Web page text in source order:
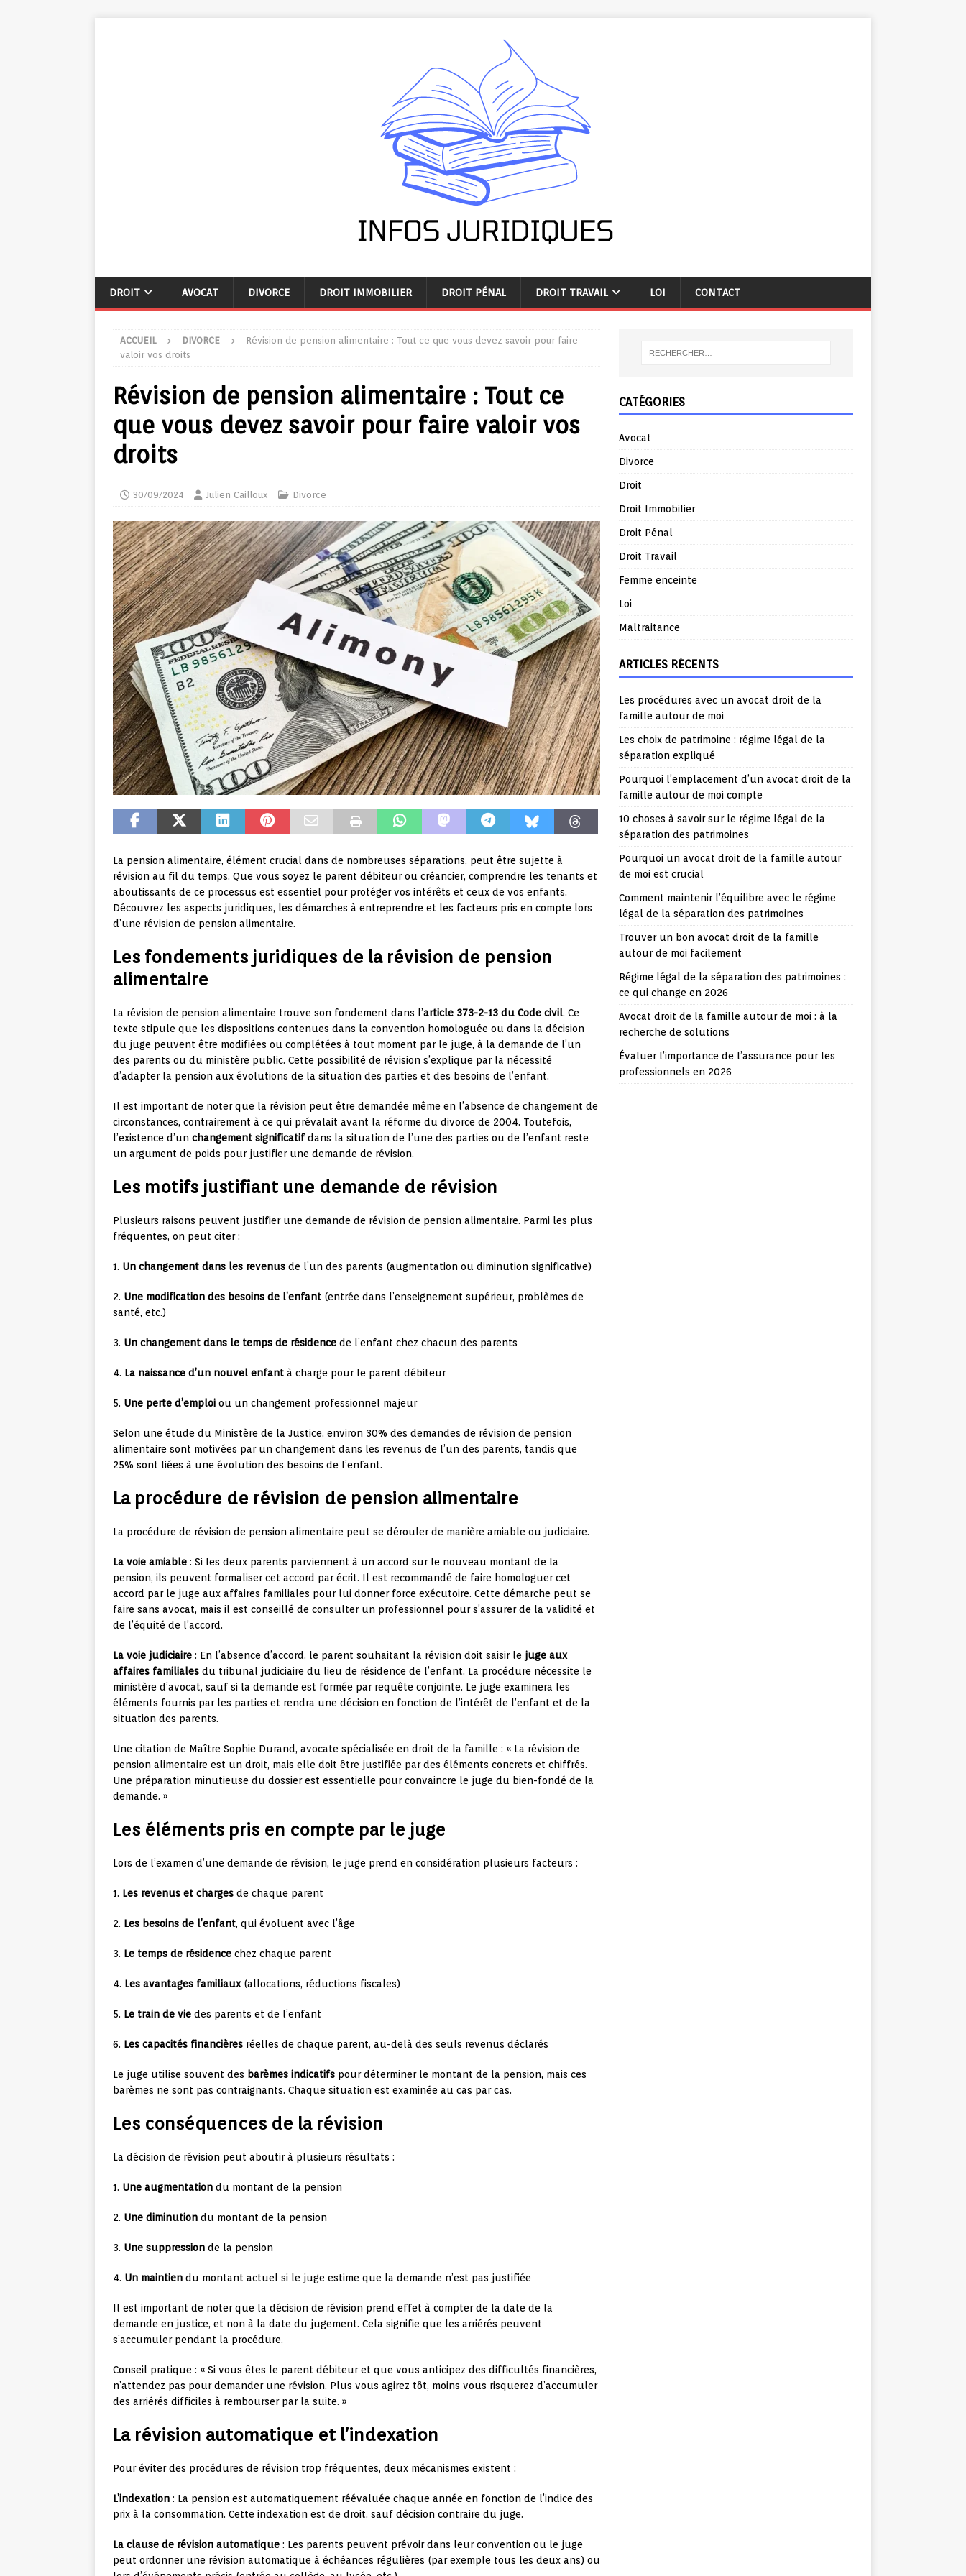
DROIT AVOCAT DIVORCE DROIT IMMOBILIER DROIT PÉNAL DROIT TRAVAIL LOI CONTACT
ACCUEIL DIVORCE
Révision de pension alimentaire : Tout ce que vous devez savoir pour faire
valoir vos droits
Révision de pension alimentaire : Tout ce
que vous devez savoir pour faire valoir vos
droits
30/09/2024 Julien Cailloux Divorce
La pension alimentaire, élément crucial dans de nombreuses séparations, peut être sujette à
révision au fil du temps. Que vous soyez le parent débiteur ou créancier, comprendre les tenants et
aboutissants de ce processus est essentiel pour protéger vos intérêts et ceux de vos enfants.
Découvrez les aspects juridiques, les démarches à entreprendre et les facteurs pris en compte lors
d’une révision de pension alimentaire.
Les fondements juridiques de la révision de pension
alimentaire
La révision de pension alimentaire trouve son fondement dans l’article 373-2-13 du Code civil. Ce
texte stipule que les dispositions contenues dans la convention homologuée ou dans la décision
du juge peuvent être modifiées ou complétées à tout moment par le juge, à la demande de l’un
des parents ou du ministère public. Cette possibilité de révision s’explique par la nécessité
d’adapter la pension aux évolutions de la situation des parties et des besoins de l’enfant.
Il est important de noter que la révision peut être demandée même en l’absence de changement de
circonstances, contrairement à ce qui prévalait avant la réforme du divorce de 2004. Toutefois,
l’existence d’un changement significatifdans la situation de l’une des parties ou de l’enfant reste
un argument de poids pour justifier une demande de révision.
Les motifs justifiant une demande de révision
Plusieurs raisons peuvent justifier une demande de révision de pension alimentaire. Parmi les plus
fréquentes, on peut citer :
1. Un changement dans les revenus de l’un des parents (augmentation ou diminution significative)
2. Une modification des besoins de l’enfant (entrée dans l’enseignement supérieur, problèmes de
santé, etc.)
3. Un changement dans le temps de résidence de l’enfant chez chacun des parents
4. La naissance d’un nouvel enfant à charge pour le parent débiteur
5. Une perte d’emploi ou un changement professionnel majeur
Selon une étude du Ministère de la Justice, environ 30% des demandes de révision de pension
alimentaire sont motivées par un changement dans les revenus de l’un des parents, tandis que
25% sont liées à une évolution des besoins de l’enfant.
La procédure de révision de pension alimentaire
La procédure de révision de pension alimentaire peut se dérouler de manière amiable ou judiciaire.
La voie amiable : Si les deux parents parviennent à un accord sur le nouveau montant de la
pension, ils peuvent formaliser cet accord par écrit. Il est recommandé de faire homologuer cet
accord par le juge aux affaires familiales pour lui donner force exécutoire. Cette démarche peut se
faire sans avocat, mais il est conseillé de consulter un professionnel pour s’assurer de la validité et
de l’équité de l’accord.
La voie judiciaire : En l’absence d’accord, le parent souhaitant la révision doit saisir le juge aux
affaires familiales du tribunal judiciaire du lieu de résidence de l’enfant. La procédure nécessite le
ministère d’avocat, sauf si la demande est formée par requête conjointe. Le juge examinera les
éléments fournis par les parties et rendra une décision en fonction de l’intérêt de l’enfant et de la
situation des parents.
Une citation de Maître Sophie Durand, avocate spécialisée en droit de la famille : « La révision de
pension alimentaire est un droit, mais elle doit être justifiée par des éléments concrets et chiffrés.
Une préparation minutieuse du dossier est essentielle pour convaincre le juge du bien-fondé de la
demande. »
Les éléments pris en compte par le juge
Lors de l’examen d’une demande de révision, le juge prend en considération plusieurs facteurs :
1. Les revenus et charges de chaque parent
2. Les besoins de l’enfant, qui évoluent avec l’âge
3. Le temps de résidence chez chaque parent
4. Les avantages familiaux(allocations, réductions fiscales)
5. Le train de vie des parents et de l’enfant
6. Les capacités financières réelles de chaque parent, au-delà des seuls revenus déclarés
Le juge utilise souvent des barèmes indicatifs pour déterminer le montant de la pension, mais ces
barèmes ne sont pas contraignants. Chaque situation est examinée au cas par cas.
Les conséquences de la révision
La décision de révision peut aboutir à plusieurs résultats :
1. Une augmentation du montant de la pension
2. Une diminution du montant de la pension
3. Une suppression de la pension
4. Un maintien du montant actuel si le juge estime que la demande n’est pas justifiée
Il est important de noter que la décision de révision prend effet à compter de la date de la
demande en justice, et non à la date du jugement. Cela signifie que les arriérés peuvent
s’accumuler pendant la procédure.
Conseil pratique : « Si vous êtes le parent débiteur et que vous anticipez des difficultés financières,
n’attendez pas pour demander une révision. Plus vous agirez tôt, moins vous risquerez d’accumuler
des arriérés difficiles à rembourser par la suite. »
La révision automatique et l’indexation
Pour éviter des procédures de révision trop fréquentes, deux mécanismes existent :
L’indexation : La pension est automatiquement réévaluée chaque année en fonction de l’indice des
prix à la consommation. Cette indexation est de droit, sauf décision contraire du juge.
La clause de révision automatique : Les parents peuvent prévoir dans leur convention ou le juge
peut ordonner une révision automatique à échéances régulières (par exemple tous les deux ans) ou
CATÉGORIES
Avocat
Divorce
Droit
Droit Immobilier
Droit Pénal
Droit Travail
Femme enceinte
Loi
Maltraitance
ARTICLES RÉCENTS
Les procédures avec un avocat droit de la
famille autour de moi
Les choix de patrimoine : régime légal de la
séparation expliqué
Pourquoi l’emplacement d’un avocat droit de la
famille autour de moi compte
10 choses à savoir sur le régime légal de la
séparation des patrimoines
Pourquoi un avocat droit de la famille autour
de moi est crucial
Comment maintenir l’équilibre avec le régime
légal de la séparation des patrimoines
Trouver un bon avocat droit de la famille
autour de moi facilement
Régime légal de la séparation des patrimoines :
ce qui change en 2026
Avocat droit de la famille autour de moi : à la
recherche de solutions
Évaluer l’importance de l’assurance pour les
professionnels en 2026